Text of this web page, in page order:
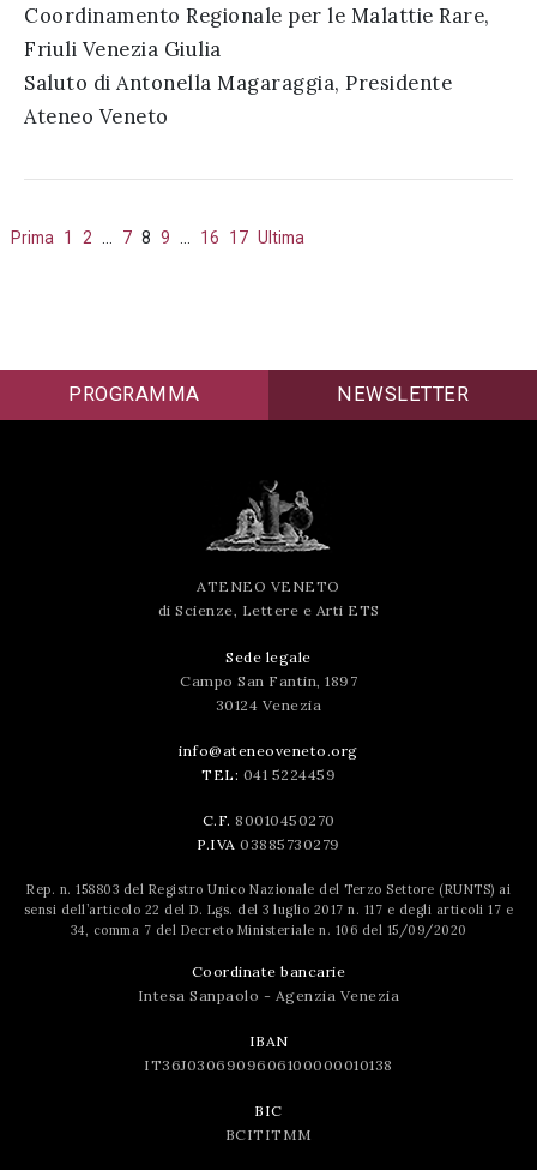
Coordinamento Regionale per le Malattie Rare,
Friuli Venezia Giulia
Saluto di Antonella Magaraggia, Presidente
Ateneo Veneto
Prima 1 2 7 8 9 16 17 Ultima
PROGRAMMA NEWSLETTER
ATENEO VENETO
di Scienze, Lettere e Arti ETS
Sede legale
Campo San Fantin, 1897
30124 Venezia
info@ateneoveneto.org
TEL: 041 5224459
C.F. 80010450270
P.IVA 03885730279
Rep. n. 158803 del Registro Unico Nazionale del Terzo Settore (RUNTS) ai
sensi dell’articolo 22 del D. Lgs. del 3 luglio 2017 n. 117 e degli articoli 17 e
34, comma 7 del Decreto Ministeriale n. 106 del 15/09/2020
Coordinate bancarie
Intesa Sanpaolo - Agenzia Venezia
IBAN
IT36J0306909606100000010138
BIC
BCITITMM